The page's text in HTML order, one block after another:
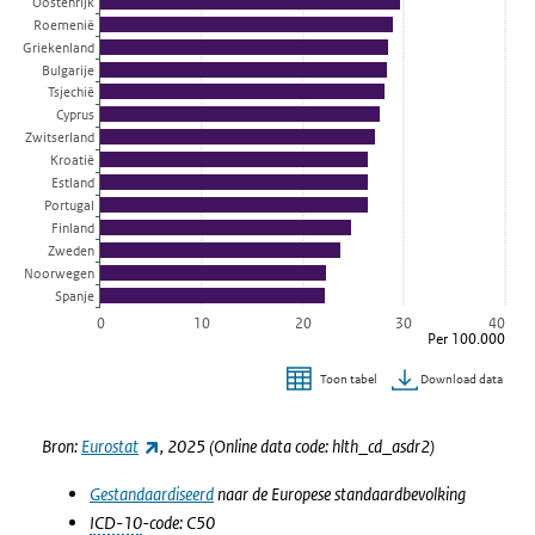
Per 100.000
0 10 20 30 40
Roemenië
Griekenland
Bulgarije
Tsjechië
Cyprus
Zwitserland
Kroatië
Estland
Portugal
Finland
Zweden
Noorwegen
Spanje
Toon tabel Download data
Bron: Eurostat (externe link)
, 2025 (Online data code:hlth_cd_asdr2)
Gestandaardiseerdnaar de Europese standaardbevolking
ICD-10-code: C50